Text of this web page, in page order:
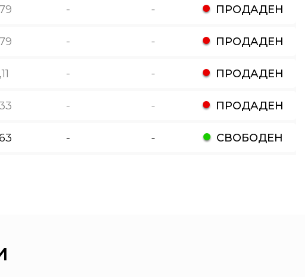
- - ПРОДАДЕН
- - ПРОДАДЕН
- - ПРОДАДЕН
- - ПРОДАДЕН
- - СВОБОДЕН